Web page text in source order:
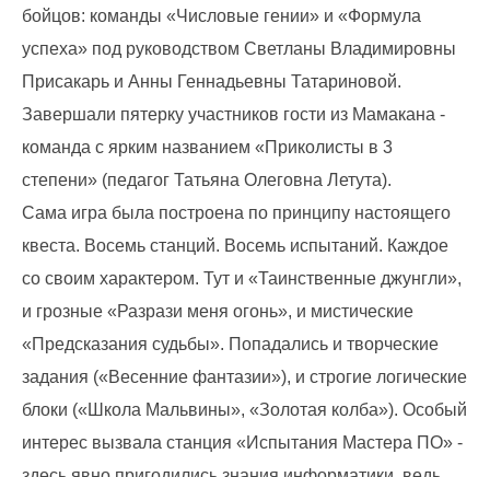
бойцов: команды «Числовые гении» и «Формула
успеха» под руководством Светланы Владимировны
Присакарь и Анны Геннадьевны Татариновой.
Завершали пятерку участников гости из Мамакана -
команда с ярким названием «Приколисты в 3
степени» (педагог Татьяна Олеговна Летута).
Сама игра была построена по принципу настоящего
квеста. Восемь станций. Восемь испытаний. Каждое
со своим характером. Тут и «Таинственные джунгли»,
и грозные «Разрази меня огонь», и мистические
«Предсказания судьбы». Попадались и творческие
задания («Весенние фантазии»), и строгие логические
блоки («Школа Мальвины», «Золотая колба»). Особый
интерес вызвала станция «Испытания Мастера ПО» -